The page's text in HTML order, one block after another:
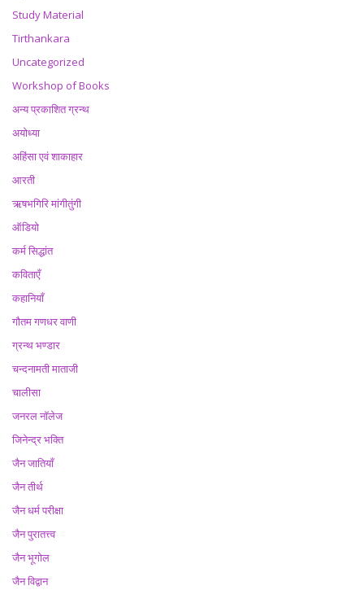
Study Material
Tirthankara
Uncategorized
Workshop of Books
अन्य प्रकाशित ग्रन्थ
अयोध्या
अहिंसा एवं शाकाहार
आरती
ऋषभगिरि मांगीतुंगी
ऑडियो
कर्म सिद्धांत
कविताएँ
कहानियाँ
गौतम गणधर वाणी
ग्रन्थ भण्डार
चन्दनामती माताजी
चालीसा
जनरल नॉलेज
जिनेन्द्र भक्ति
जैन जातियाँ
जैन तीर्थ
जैन धर्म परीक्षा
जैन पुरातत्त्व
जैन भूगोल
जैन विद्वान